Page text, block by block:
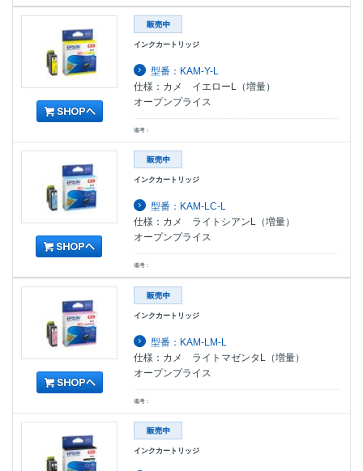
インクカートリッジ
型番：KAM-Y-L
仕様：カメ イエローL（増量）
オープンプライス
備考：
インクカートリッジ
型番：KAM-LC-L
仕様：カメ ライトシアンL（増量）
オープンプライス
備考：
インクカートリッジ
型番：KAM-LM-L
仕様：カメ ライトマゼンタL（増量）
オープンプライス
備考：
インクカートリッジ